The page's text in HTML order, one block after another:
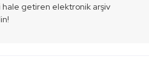
getiren elektronik arşiv